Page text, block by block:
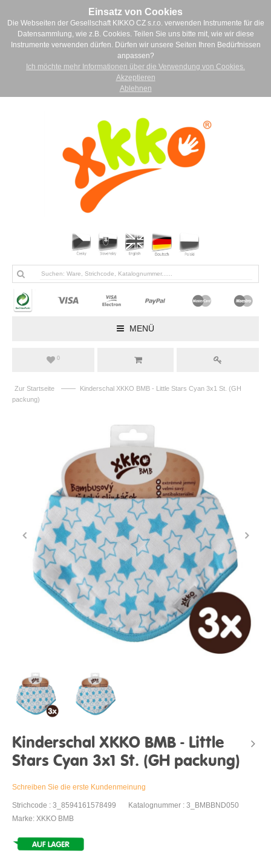
Einsatz von Cookies
Die Webseiten der Gesellschaft KIKKO CZ s.r.o. verwenden Instrumente für die
Datensammlung, wie z.B. Cookies. Teilen Sie uns bitte mit, wie wir diese
Instrumente verwenden dürfen. Dürfen wir unsere Seiten Ihren Bedürfnissen
anpassen?
Ich möchte mehr Informationen über die Verwendung von Cookies.
Akzeptieren
Ablehnen
MENÜ
0
Zur Startseite ——
Kinderschal XKKO BMB - Little Stars Cyan 3x1 St. (GH
packung)
Kinderschal XKKO BMB - Little
Stars Cyan 3x1 St. (GH packung)
Schreiben Sie die erste Kundenmeinung
Strichcode : 3_8594161578499
Katalognummer : 3_BMBBND050
Marke: XKKO BMB